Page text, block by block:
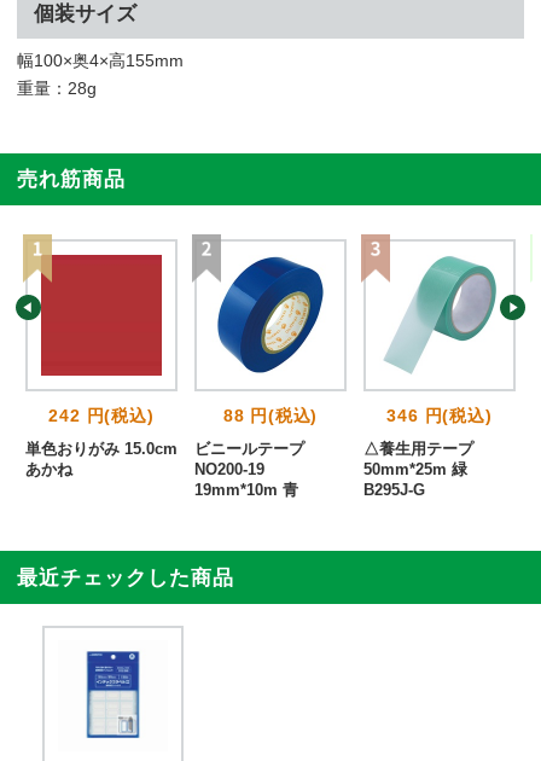
個装サイズ
幅100×奥4×高155mm
重量：28g
売れ筋商品
242 円(税込)
単色おりがみ 15.0cm
あかね
88 円(税込)
ビニールテープ
NO200-19
19mm*10m 青
346 円(税込)
△養生用テープ
50mm*25m 緑
B295J-G
最近チェックした商品